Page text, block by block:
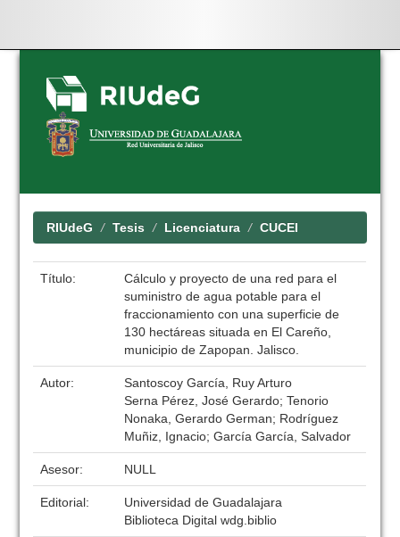
Skip
navigation
RIUdeG Tesis Licenciatura CUCEI
Título:
Cálculo y proyecto de una red para el
suministro de agua potable para el
fraccionamiento con una superficie de
130 hectáreas situada en El Careño,
municipio de Zapopan. Jalisco.
Autor:
Santoscoy García, Ruy Arturo
Serna Pérez, José Gerardo; Tenorio
Nonaka, Gerardo German; Rodríguez
Muñiz, Ignacio; García García, Salvador
Asesor: NULL
Editorial:
Universidad de Guadalajara
Biblioteca Digital wdg.biblio